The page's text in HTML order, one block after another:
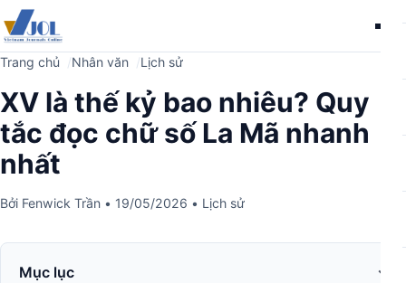
Trang chủ Nhân văn Lịch sử
XV là thế kỷ bao nhiêu? Quy
tắc đọc chữ số La Mã nhanh
nhất
Bởi Fenwick Trần • 19/05/2026 • Lịch sử
Mục lục